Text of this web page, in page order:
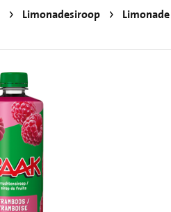
Limonadesiroop